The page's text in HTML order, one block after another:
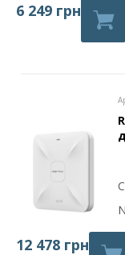
6 249 грн
12 478 грн